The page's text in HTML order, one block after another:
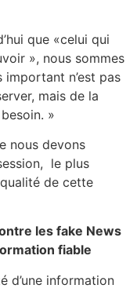
que «celui qui
», nous sommes
n’est pas
mais de la
»
nous devons
le plus
de cette
les fake News
fiable
d’une information